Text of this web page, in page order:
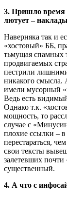
3. Пришло время
лютует –
Наверняка так и
«хостовый» ББ,
тьмущая спамных
продвигаемых
пестрили
никакого смысла.
имели мусорный
Ведь есть
Однако т.к.
мощность, то
случае с
плохие ссылки –
перестараться,
свои тексты
залетевших
существенный.
4. А что с